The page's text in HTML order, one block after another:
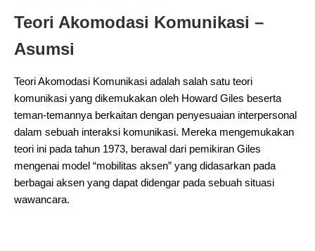
Teori Akomodasi Komunikasi –
Asumsi
Teori Akomodasi Komunikasi adalah salah satu teori
komunikasi yang dikemukakan oleh Howard Giles beserta
teman-temannya berkaitan dengan penyesuaian interpersonal
dalam sebuah interaksi komunikasi. Mereka mengemukakan
teori ini pada tahun 1973, berawal dari pemikiran Giles
mengenai model “mobilitas aksen” yang didasarkan pada
berbagai aksen yang dapat didengar pada sebuah situasi
wawancara.